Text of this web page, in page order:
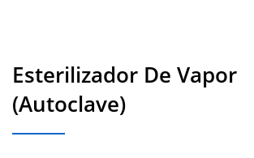
Esterilizador De Vapor
(autoclave)